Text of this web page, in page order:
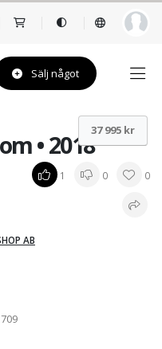
Sälj något
• 2018
1 0 0
AB
37 995 kr